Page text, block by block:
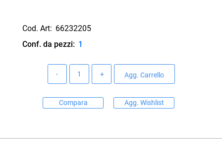
Cod. Art: 66232205
Conf. da pezzi: 1
Agg. Carrello
Compara Agg. Wishlist